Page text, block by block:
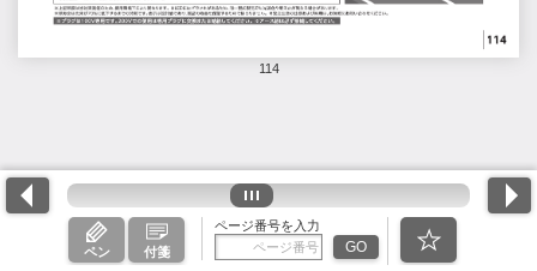
114
ペン 付箋
ページ番号を入力
GO